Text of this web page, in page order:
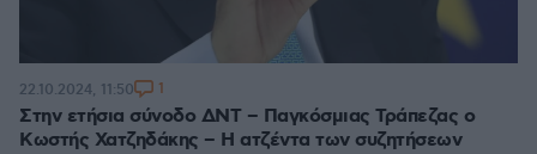
Στην ετήσια σύνοδο ΔΝΤ – Παγκόσμιας Τράπεζας ο
Κωστής Χατζηδάκης – Η ατζέντα των συζητήσεων
22.10.2024, 11:50 1